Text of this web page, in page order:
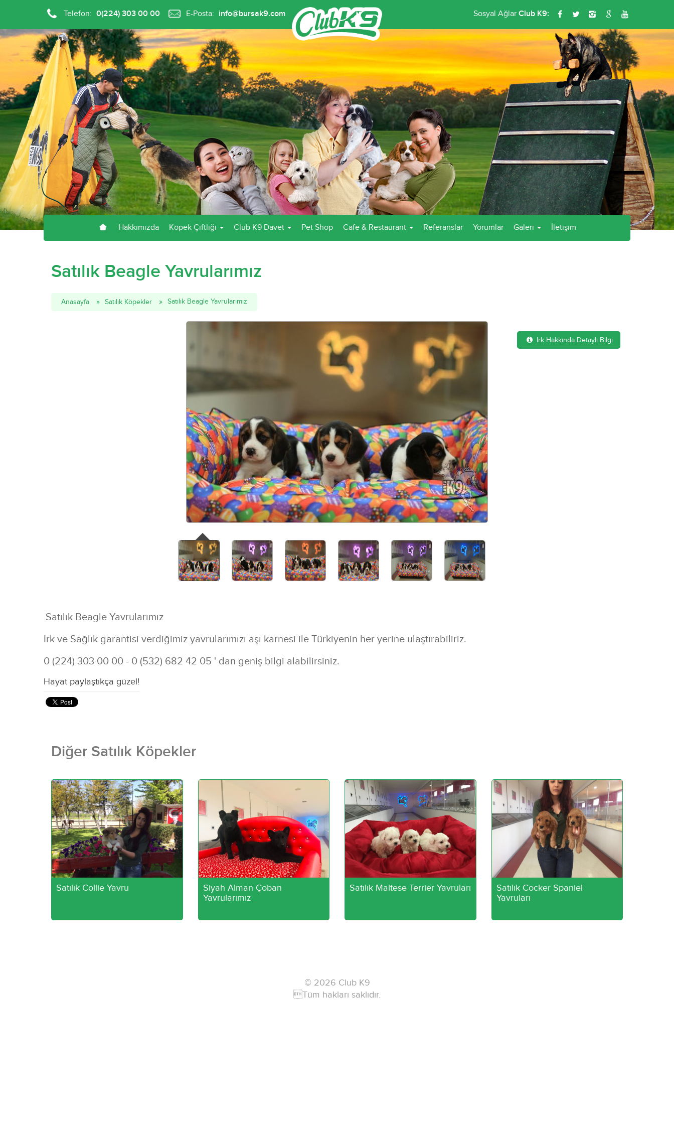
Telefon: 0(224) 303 00 00 E-Posta: info@bursak9.com Sosyal AğlarClub K9:
Hakkımızda Köpek Çiftliği Club K9 Davet Pet Shop Cafe & Restaurant Referanslar Yorumlar Galeri İletişim
Satılık Beagle Yavrularımız
Anasayfa Satılık Köpekler Satılık Beagle Yavrularımız
Irk Hakkında Detaylı Bilgi
Satılık Beagle Yavrularımız
Irk ve Sağlık garantisi verdiğimiz yavrularımızı aşı karnesi ile Türkiyenin her yerine ulaştırabiliriz.
0 (224) 303 00 00 - 0 (532) 682 42 05 ' dan geniş bilgi alabilirsiniz.
Hayat paylaştıkça güzel!
Diğer Satılık Köpekler
Satılık Collie Yavru
Siyah Alman Çoban
Yavrularımız
Satılık Maltese Terrier Yavruları
Satılık Cocker Spaniel
Yavruları
© 2026 Club K9
Tüm hakları saklıdır.